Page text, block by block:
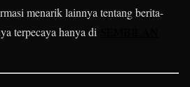
menarik lainnya tentang berita-
terpecaya hanya di